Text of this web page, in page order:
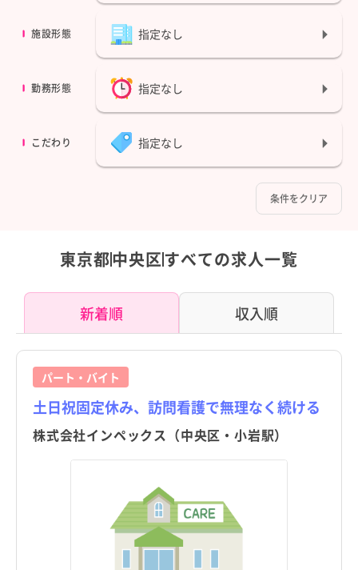
施設形態 指定なし
勤務形態 指定なし
こだわり 指定なし
条件をクリア
東京都中央区すべての求人一覧
新着順 収入順
パート・バイト
土日祝固定休み、訪問看護で無理なく続ける
株式会社インペックス（中央区・小岩駅）